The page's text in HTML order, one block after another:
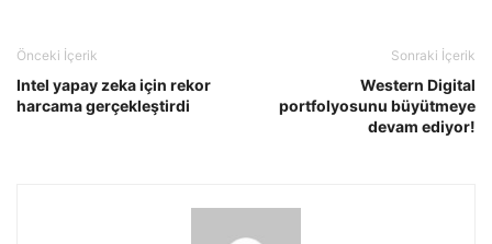
Önceki İçerik
Intel yapay zeka için rekor
harcama gerçekleştirdi
Sonraki İçerik
Western Digital
portfolyosunu büyütmeye
devam ediyor!